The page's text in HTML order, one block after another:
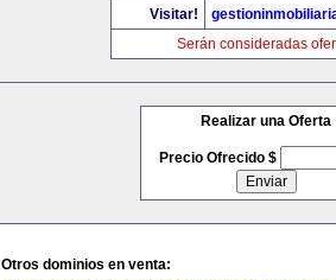
Visitar!
Serán consideradas
Realizar una Oferta
Precio Ofrecido $
Otros dominios en venta: